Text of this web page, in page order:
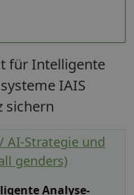
für Intelligente
IAIS
sichern
AI-Strategie und
genders)
Analyse-